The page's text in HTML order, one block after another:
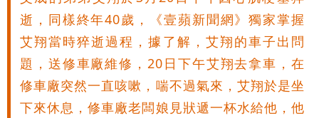
商羈押禁見
逝，同樣終年40歲，《壹蘋新聞網》獨家掌握
艾翔當時猝逝過程，據了解，艾翔的車子出問
題，送修車廠維修，20日下午艾翔去拿車，在
修車廠突然一直咳嗽，喘不過氣來，艾翔於是坐
下來休息，修車廠老闆娘見狀遞一杯水給他，他